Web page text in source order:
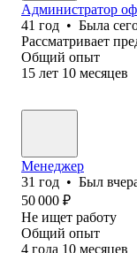
Администратор
41 год • Была
Рассматривает
Общий опыт
15 лет 10 месяцев
Менеджер
31 год • Был
50 000 ₽
Не ищет работу
Общий опыт
4 года 10 месяцев